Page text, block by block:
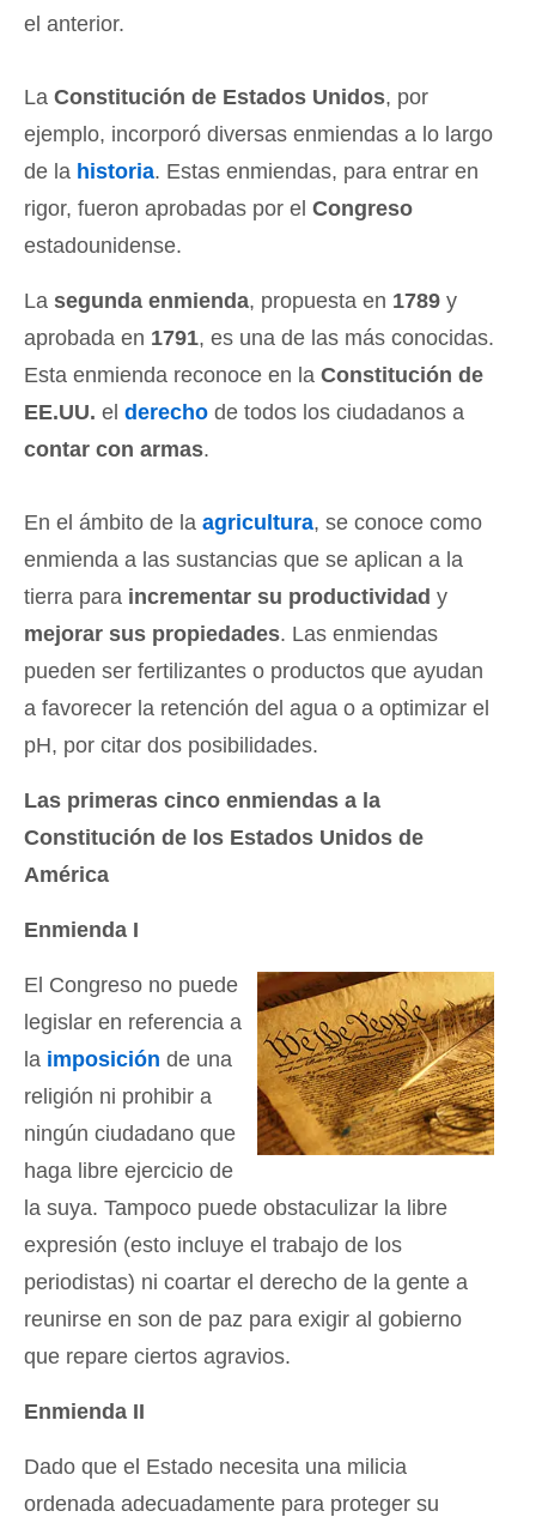
el anterior.
La Constitución de Estados Unidos, por
ejemplo, incorporó diversas enmiendas a lo largo
de la historia. Estas enmiendas, para entrar en
rigor, fueron aprobadas por el Congreso
estadounidense.
La segunda enmienda, propuesta en 1789 y
aprobada en 1791, es una de las más conocidas.
Esta enmienda reconoce en la Constitución de
EE.UU. el derecho de todos los ciudadanos a
contar con armas.
En el ámbito de la agricultura, se conoce como
enmienda a las sustancias que se aplican a la
tierra para incrementar su productividad y
mejorar sus propiedades. Las enmiendas
pueden ser fertilizantes o productos que ayudan
a favorecer la retención del agua o a optimizar el
pH, por citar dos posibilidades.
Las primeras cinco enmiendas a la
Constitución de los Estados Unidos de
América
Enmienda I
El Congreso no puede
legislar en referencia a
la imposición de una
religión ni prohibir a
ningún ciudadano que
haga libre ejercicio de
la suya. Tampoco puede obstaculizar la libre
expresión (esto incluye el trabajo de los
periodistas) ni coartar el derecho de la gente a
reunirse en son de paz para exigir al gobierno
que repare ciertos agravios.
Enmienda II
Dado que el Estado necesita una milicia
ordenada adecuadamente para proteger su